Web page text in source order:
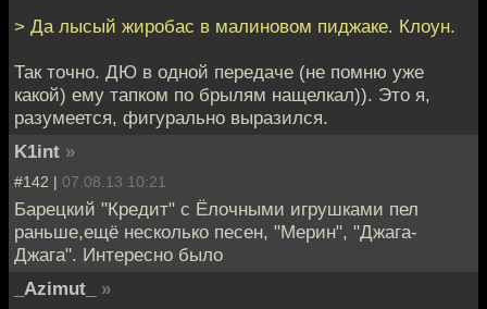
> Да лысый жиробас в малиновом пиджаке. Клоун.
Так точно. ДЮ в одной передаче (не помню уже
какой) ему тапком по брылям нащелкал)). Это я,
разумеется, фигурально выразился.
K1int »
#142 | 07.08.13 10:21
Барецкий "Кредит" с Ёлочными игрушками пел
раньше,ещё несколько песен, "Мерин", "Джага-
Джага". Интересно было
_Azimut_
»